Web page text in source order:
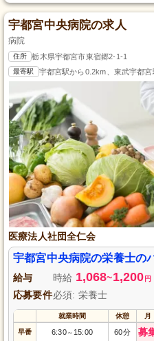
宇都宮中央病院の求人
病院
住所 栃木県宇都宮市東宿郷2-1-1
最寄駅 宇都宮駅から0.2km、東武宇都
医療法人社団全仁会
宇都宮中央病院の栄養士の
給与 時給 1,068~1,200 円
応募要件必須: 栄養士
就業時間 休憩 月
早番 6:30～ 15:00 60分 募